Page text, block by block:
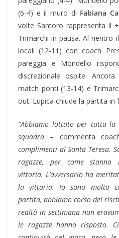
(6-4) e il muro di Fabiana
volte Santoro rappresenta il
Trimarchi in pausa. Al rientro
locali (12-11) con coach
pareggia e Mondello
discrezionale ospite.
match ponti (13-14) e
out. Lupica chiude la partita in
“Abbiamo lottato per tutta
squadra – commenta
complimenti al Santa Teresa.
ragazze, per come stanno
vittoria. L’avversario ha
la vittoria. Io sono molto
partita, abbiamo corso dei
realtà in settimana non
le ragazze hanno risposto.